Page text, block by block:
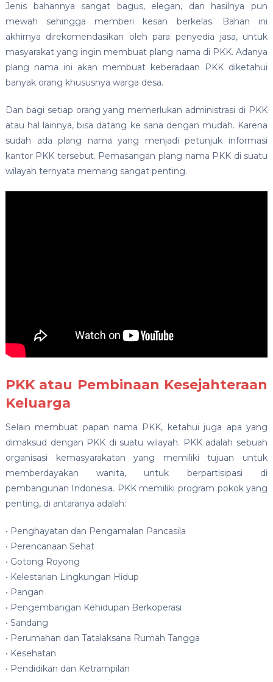
Jenis bahannya sangat bagus, elegan, dan hasilnya pun
mewah sehingga memberi kesan berkelas. Bahan ini
akhirnya direkomendasikan oleh para penyedia jasa, untuk
masyarakat yang ingin membuat plang nama di PKK. Adanya
plang nama ini akan membuat keberadaan PKK diketahui
banyak orang khususnya warga desa.
Dan bagi setiap orang yang memerlukan administrasi di PKK
atau hal lainnya, bisa datang ke sana dengan mudah. Karena
sudah ada plang nama yang menjadi petunjuk informasi
kantor PKK tersebut. Pemasangan plang nama PKK di suatu
wilayah ternyata memang sangat penting.
PKK atau Pembinaan Kesejahteraan
Keluarga
Selain membuat papan nama PKK, ketahui juga apa yang
dimaksud dengan PKK di suatu wilayah. PKK adalah sebuah
organisasi kemasyarakatan yang memiliki tujuan untuk
memberdayakan wanita, untuk berpartisipasi di
pembangunan Indonesia. PKK memiliki program pokok yang
penting, di antaranya adalah:
• Penghayatan dan Pengamalan Pancasila
• Perencanaan Sehat
• Gotong Royong
• Kelestarian Lingkungan Hidup
• Pangan
• Pengembangan Kehidupan Berkoperasi
• Sandang
• Perumahan dan Tatalaksana Rumah Tangga
• Kesehatan
• Pendidikan dan Ketrampilan